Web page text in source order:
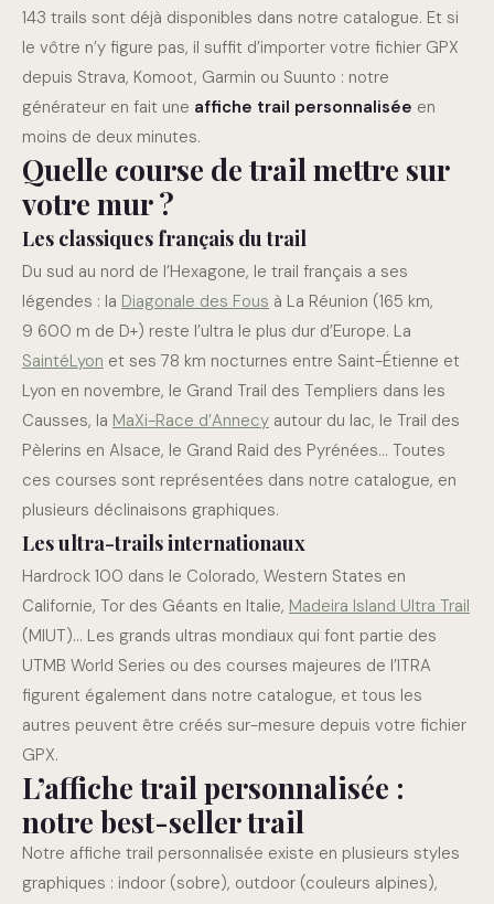
143 trails sont déjà disponibles dans notre catalogue. Et si
le vôtre n’y figure pas, il suffit d’importer votre fichier GPX
depuis Strava, Komoot, Garmin ou Suunto : notre
générateur en fait une affiche trail personnalisée en
moins de deux minutes.
Quelle course de trail mettre sur
votre mur ?
Les classiques français du trail
Du sud au nord de l’Hexagone, le trail français a ses
légendes : la Diagonale des Fous à La Réunion (165 km,
9 600 m de D+) reste l’ultra le plus dur d’Europe. La
SaintéLyon et ses 78 km nocturnes entre Saint-Étienne et
Lyon en novembre, le Grand Trail des Templiers dans les
Causses, la MaXi-Race d’Annecy autour du lac, le Trail des
Pèlerins en Alsace, le Grand Raid des Pyrénées… Toutes
ces courses sont représentées dans notre catalogue, en
plusieurs déclinaisons graphiques.
Les ultra-trails internationaux
Hardrock 100 dans le Colorado, Western States en
Californie, Tor des Géants en Italie, Madeira Island Ultra Trail
(MIUT)… Les grands ultras mondiaux qui font partie des
UTMB World Series ou des courses majeures de l’ITRA
figurent également dans notre catalogue, et tous les
autres peuvent être créés sur-mesure depuis votre fichier
GPX.
L’affiche trail personnalisée :
notre best-seller trail
Notre affiche trail personnalisée existe en plusieurs styles
graphiques : indoor (sobre), outdoor (couleurs alpines),